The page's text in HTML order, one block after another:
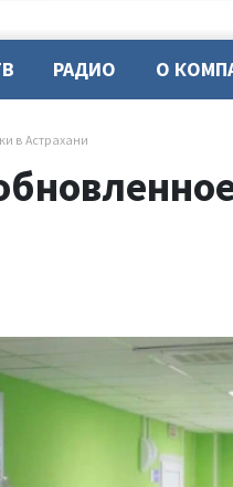
РАДИО О
в Астрахани